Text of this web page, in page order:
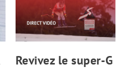
Revivez le super-G